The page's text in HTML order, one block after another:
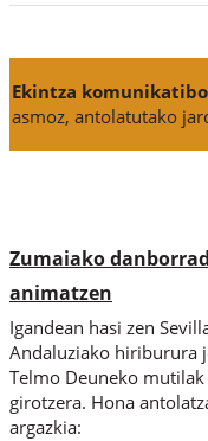
Ekintza
asmoz, antolatutako
Zumaiako
animatzen
Igandean hasi zen
Andaluziako hiriburura
Telmo Deuneko
girotzera. Hona
argazkia: